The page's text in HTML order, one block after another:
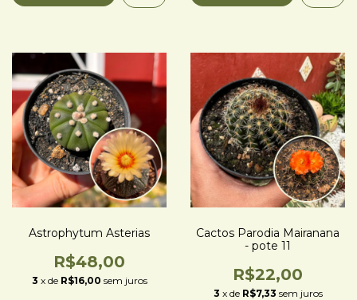
Astrophytum Asterias
R$48,00
3 x de R$16,00 sem juros
Cactos Parodia Mairanana
- pote 11
R$22,00
3 x de R$7,33 sem juros